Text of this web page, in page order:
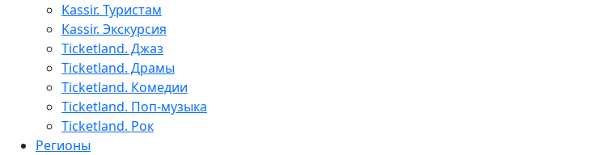
Kassir. Туристам
Kassir. Экскурсия
Ticketland. Джаз
Ticketland. Драмы
Ticketland. Комедии
Ticketland. Поп-музыка
Ticketland. Рок
Регионы